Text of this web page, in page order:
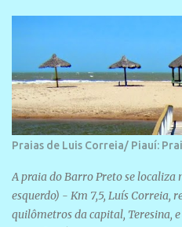
Praias de Luis Correia/ Piauí:
A praia do Barro Preto se localiza
esquerdo) - Km 7,5, Luís Correia,
quilômetros da capital, Teresina,